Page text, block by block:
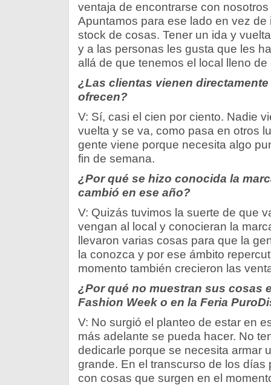
ventaja de encontrarse con
Apuntamos para ese lado en vez de
stock de cosas. Tener un ida y
y a las personas les gusta que les
allá de que tenemos el local lleno de
¿Las clientas vienen
ofrecen?
V: Sí, casi el cien por ciento. Nadie
vuelta y se va, como pasa en otros
gente viene porque necesita algo
fin de semana.
¿Por qué se hizo conocida la
cambió en ese año?
V: Quizás tuvimos la suerte de que
vengan al local y conocieran la
llevaron varias cosas para que la
la conozca y por ese ámbito
momento también crecieron las
¿Por qué no muestran sus cosas
Fashion Week o en la Feria
V: No surgió el planteo de estar en
más adelante se pueda hacer. No
dedicarle porque se necesita armar
grande. En el transcurso de los días
con cosas que surgen en el